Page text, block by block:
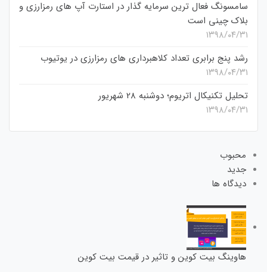
سامسونگ فعال‌ ترین سرمایه‌ گذار در استارت‌ آپ‌ های رمزارزی و
بلاک چینی است
۱۳۹۸/۰۴/۳۱
رشد پنج برابری تعداد کلاهبرداری های رمزارزی در یوتیوب
۱۳۹۸/۰۴/۳۱
تحلیل تکنیکال اتریوم؛ دوشنبه 28 شهریور
۱۳۹۸/۰۴/۳۱
محبوب
جدید
دیدگاه ها
هاوینگ بیت کوین و تاثیر در قیمت بیت کوین